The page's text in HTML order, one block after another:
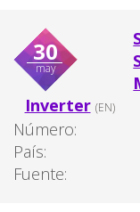
30
may
Inverter (EN)
Número:
País:
Fuente: